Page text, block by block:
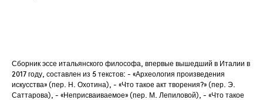
Сборник эссе итальянского философа, впервые вышедший в Италии в
2017 году, составлен из 5 текстов: - «Археология произведения
искусства» (пер. Н. Охотина), - «Что такое акт творения?» (пер. Э.
Саттарова), - «Неприсваиваемое» (пер. М. Лепиловой), - «Что такое